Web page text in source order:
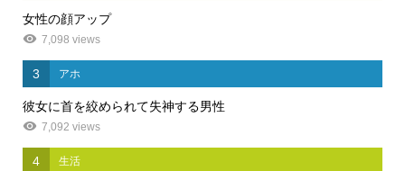
女性の顔アップ
7,098 views
3 アホ
彼女に首を絞められて失神する男性
7,092 views
4 生活